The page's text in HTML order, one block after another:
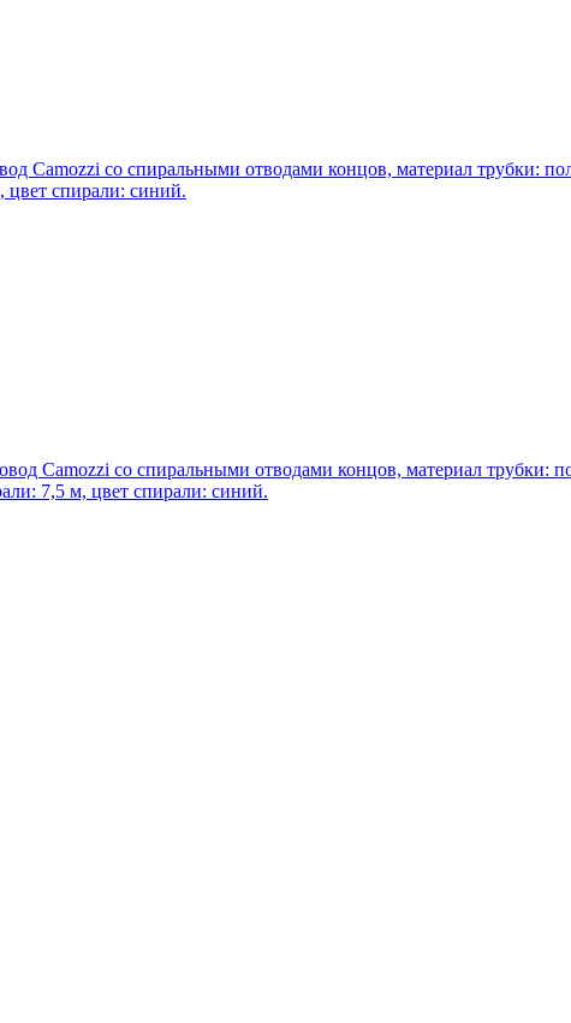
Camozzi со спиральными отводами концов, материал трубки:
цвет спирали: синий.
Camozzi со спиральными отводами концов, материал трубки:
7,5 м, цвет спирали: синий.